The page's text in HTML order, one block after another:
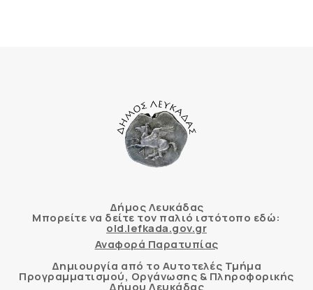
Δήμος Λευκάδας
Μπορείτε να δείτε τον παλιό ιστότοπο εδώ:
old.lefkada.gov.gr
Αναφορά Παρατυπίας
Δημιουργία από το Αυτοτελές Τμήμα
Προγραμματισμού, Οργάνωσης & Πληροφορικής
Δήμου Λευκάδας